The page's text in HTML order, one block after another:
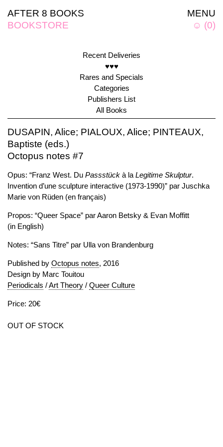
MENU
☺ (0)
AFTER 8 BOOKS
BOOKSTORE
Recent Deliveries
♥♥♥
Rares and Specials
Categories
Publishers List
All Books
DUSAPIN, Alice; PIALOUX, Alice; PINTEAUX,
Baptiste (eds.)
Octopus notes #7
Opus: “Franz West. Du Passstück à la Legitime Skulptur.
Invention d’une sculpture interactive (1973-1990)” par Juschka
Marie von Rüden (en français)
Propos: “Queer Space” par Aaron Betsky & Evan Moffitt
(in English)
Notes: “Sans Titre” par Ulla von Brandenburg
Published by Octopus notes, 2016
Design by Marc Touitou
Periodicals /Art Theory / Queer Culture
Price: 20€
OUT OF STOCK